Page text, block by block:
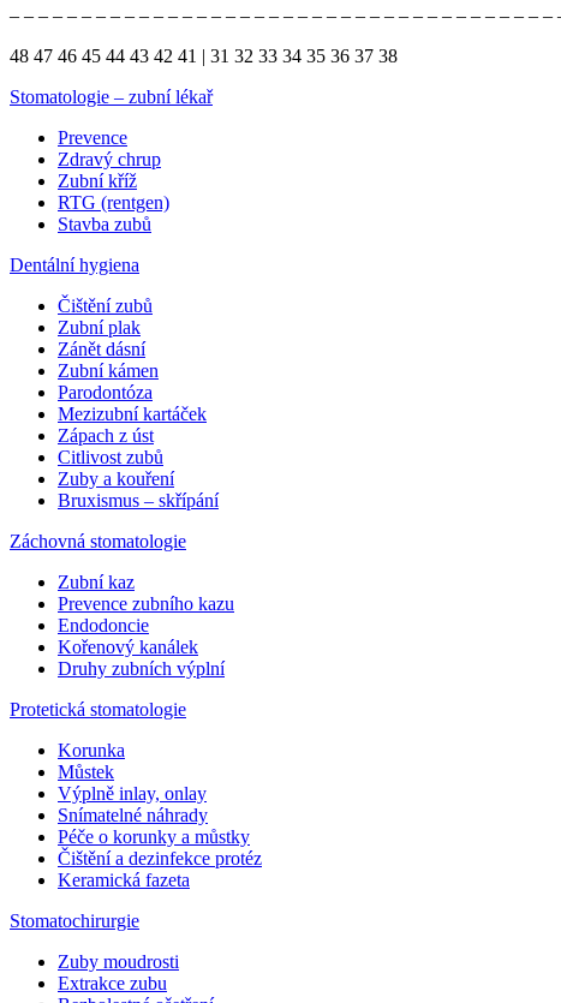
– – – – – – – – – – – – – – – – – – – – – – – – – – – – – – – – – – – – – –
48 47 46 45 44 43 42 41 | 31 32 33 34 35 36 37 38
Stomatologie – zubní lékař
Prevence
Zdravý chrup
Zubní kříž
RTG (rentgen)
Stavba zubů
Dentální hygiena
Čištění zubů
Zubní plak
Zánět dásní
Zubní kámen
Parodontóza
Mezizubní kartáček
Zápach z úst
Citlivost zubů
Zuby a kouření
Bruxismus – skřípání
Záchovná stomatologie
Zubní kaz
Prevence zubního kazu
Endodoncie
Kořenový kanálek
Druhy zubních výplní
Protetická stomatologie
Korunka
Můstek
Výplně inlay, onlay
Snímatelné náhrady
Péče o korunky a můstky
Čištění a dezinfekce protéz
Keramická fazeta
Stomatochirurgie
Zuby moudrosti
Extrakce zubu